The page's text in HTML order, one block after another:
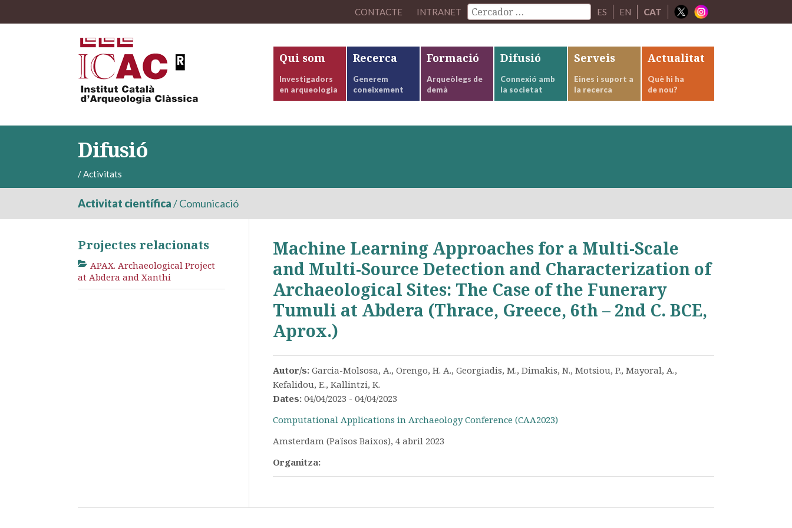
CONTACTE INTRANET ES EN CAT
Qui som
Investigadors
en arqueologia
Recerca
Generem
coneixement
Formació
Arqueòlegs de
demà
Difusió
Connexió amb
la societat
Serveis
Eines i suport a
la recerca
Actualitat
Què hi ha
de nou?
Difusió
/Activitats
Activitat científica/Comunicació
Machine Learning Approaches for a Multi-Scale
and Multi-Source Detection and Characterization of
Archaeological Sites: The Case of the Funerary
Tumuli at Abdera (Thrace, Greece, 6th – 2nd C. BCE,
Aprox.)
Autor/s: Garcia-Molsosa, A., Orengo, H. A., Georgiadis, M., Dimakis, N., Motsiou, P., Mayoral, A.,
Kefalidou, E., Kallintzi, K.
Dates: 04/04/2023 - 04/04/2023
Computational Applications in Archaeology Conference (CAA2023)
Amsterdam (Països Baixos), 4 abril 2023
Organitza:
Projectes relacionats
APAX. Archaeological Project
at Abdera and Xanthi